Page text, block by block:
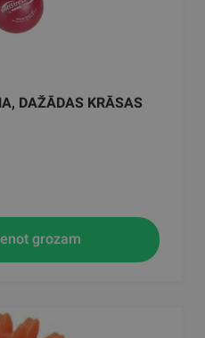
DAŽĀDAS KRĀSAS
grozam